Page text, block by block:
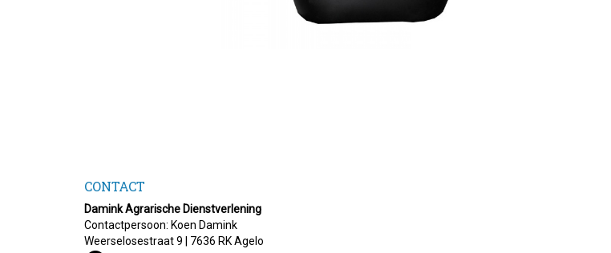
CONTACT
Damink Agrarische Dienstverlening
Contactpersoon: Koen Damink
Weerselosestraat 9 | 7636 RK Agelo